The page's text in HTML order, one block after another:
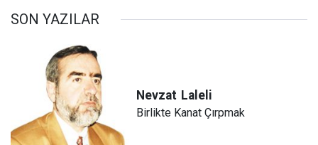
SON YAZILAR
Nevzat Laleli
Birlikte Kanat Çırpmak